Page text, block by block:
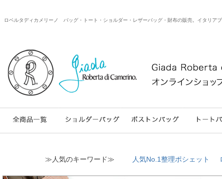
ロベルタディカメリーノ バッグ・トート・ショルダー・レザーバッグ・財布の販売。イタリ
≫人気のキーワード≫ 人気No.1整理ポシェット